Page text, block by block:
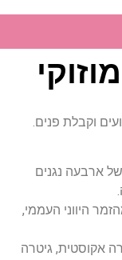
לאירועים וקבלת פנים.
של ארבעה נגנים
היווני העממי,
אקוסטית, גיטרה